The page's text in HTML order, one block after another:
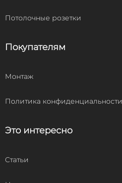
Потолочные розетки
Покупателям
Монтаж
Политика конфиденциальности
Это интересно
Статьи